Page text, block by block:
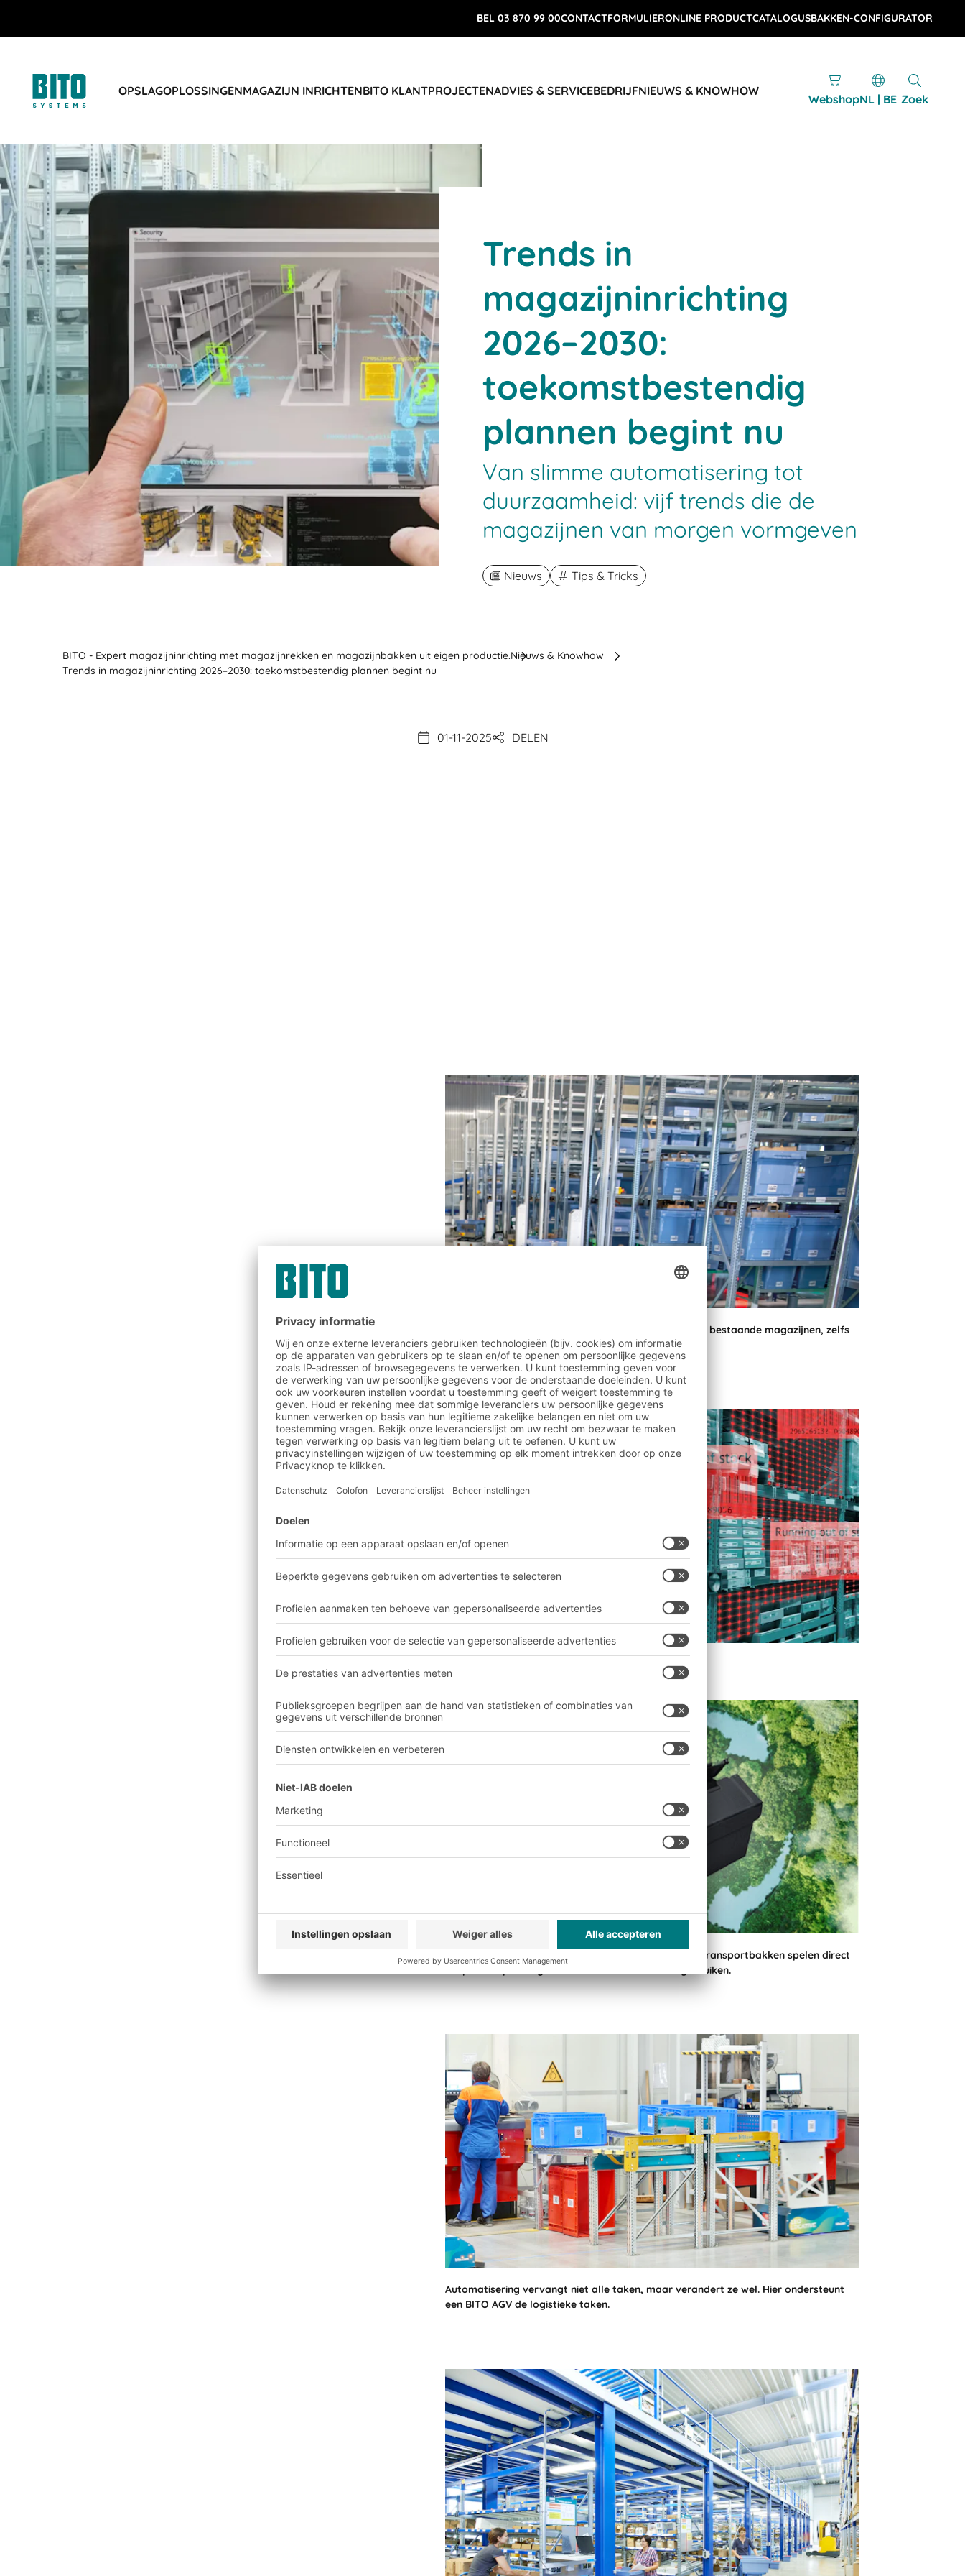
BEL 03 870 99 00CONTACTFORMULIERONLINE PRODUCTCATALOGUSBAKKEN-CONFIGURATOR
OPSLAGOPLOSSINGENMAGAZIJN INRICHTENBITO KLANTPROJECTENADVIES & SERVICEBEDRIJFNIEUWS & KNOWHOW
WebshopNL | BE Zoek
Trends in
magazijninrichting
2026–2030:
toekomstbestendig
plannen begint nu
Van slimme automatisering tot
duurzaamheid: vijf trends die de
magazijnen van morgen vormgeven
Nieuws Tips & Tricks
BITO - Expert magazijninrichting met magazijnrekken en magazijnbakken uit eigen productie.Nieuws & Knowhow
Trends in magazijninrichting 2026–2030: toekomstbestendig plannen begint nu
01-11-2025 DELEN
AMR-robots kunnen naadloos worden geïntegreerd in bestaande magazijnen, zelfs
met statische legbordstellingen.
BITO’s duurzame productlijnen, zoals gerecycleerde transportbakken spelen direct
in op de verplichting om circulaire materialen te gebruiken.
Automatisering vervangt niet alle taken, maar verandert ze wel. Hier ondersteunt
een BITO AGV de logistieke taken.